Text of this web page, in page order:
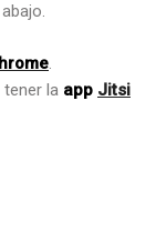
.
la app Jitsi